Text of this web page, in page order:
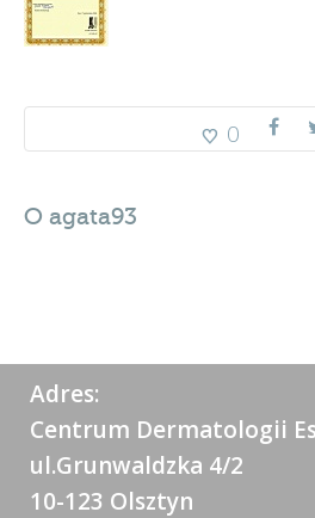
0
O agata93
Adres:
Centrum Dermatologii
ul.Grunwaldzka 4/2
10-123 Olsztyn